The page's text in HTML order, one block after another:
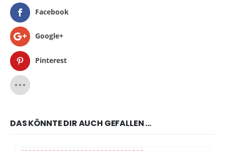
Facebook
Google+
Pinterest
DAS KÖNNTE DIR AUCH GEFALLEN …